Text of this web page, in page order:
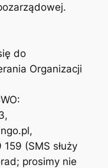
do
Organizacji
,
(SMS służy
prosimy nie